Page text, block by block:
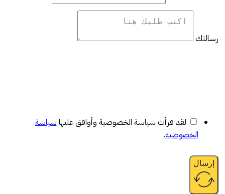
رسالتك
لقد قرأت سياسة الخصوصية وأوافق عليها سياسة
الخصوصية.
إرسال